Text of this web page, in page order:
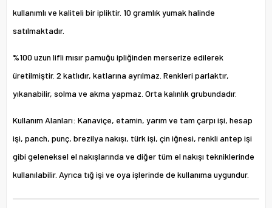
kullanımlı ve kaliteli bir ipliktir. 10 gramlık yumak halinde
satılmaktadır.
%100 uzun lifli mısır pamuğu ipliğinden merserize edilerek
üretilmiştir. 2 katlıdır, katlarına ayrılmaz. Renkleri parlaktır,
yıkanabilir, solma ve akma yapmaz. Orta kalınlık grubundadır.
Kullanım Alanları: Kanaviçe, etamin, yarım ve tam çarpı işi, hesap
işi, panch, punç, brezilya nakışı, türk işi, çin iğnesi, renkli antep işi
gibi geleneksel el nakışlarında ve diğer tüm el nakışı tekniklerinde
kullanılabilir. Ayrıca tığ işi ve oya işlerinde de kullanıma uygundur.